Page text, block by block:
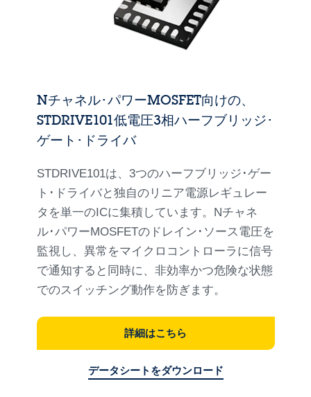
Nチャネル･パワーMOSFET向けの、
STDRIVE101低電圧3相ハーフブリッジ･
ゲート･ドライバ
STDRIVE101は、3つのハーフブリッジ･ゲー
ト･ドライバと独自のリニア電源レギュレー
タを単一のICに集積しています。Nチャネ
ル･パワーMOSFETのドレイン･ソース電圧を
監視し、異常をマイクロコントローラに信号
で通知すると同時に、非効率かつ危険な状態
でのスイッチング動作を防ぎます。
詳細はこちら
データシートをダウンロード